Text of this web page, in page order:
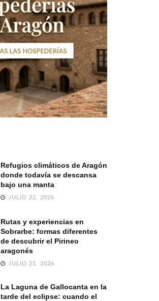
Refugios climáticos de Aragón
donde todavía se descansa
bajo una manta
JULIO 22, 2026
Rutas y experiencias en
Sobrarbe: formas diferentes
de descubrir el Pirineo
aragonés
JULIO 21, 2026
La Laguna de Gallocanta en la
tarde del eclipse: cuando el